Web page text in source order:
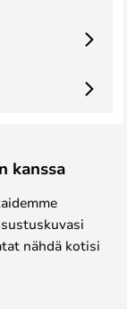
kanssa
nähdä kotisi